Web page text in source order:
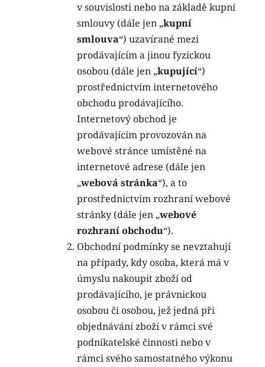
v souvislosti nebo na základě kupní
smlouvy (dále jen „kupní
smlouva“) uzavírané mezi
prodávajícím a jinou fyzickou
osobou (dále jen „kupující“)
prostřednictvím internetového
obchodu prodávajícího.
Internetový obchod je
prodávajícím provozován na
webové stránce umístěné na
internetové adrese (dále jen
„webová stránka“), a to
prostřednictvím rozhraní webové
stránky (dále jen „webové
rozhraní obchodu“).
Obchodní podmínky se nevztahují
na případy, kdy osoba, která má v
úmyslu nakoupit zboží od
prodávajícího, je právnickou
osobou či osobou, jež jedná při
objednávání zboží v rámci své
podnikatelské činnosti nebo v
rámci svého samostatného výkonu